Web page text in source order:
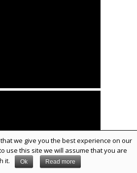
we give you the best experience on our
use this site we will assume that you are
it.
Ok Read more